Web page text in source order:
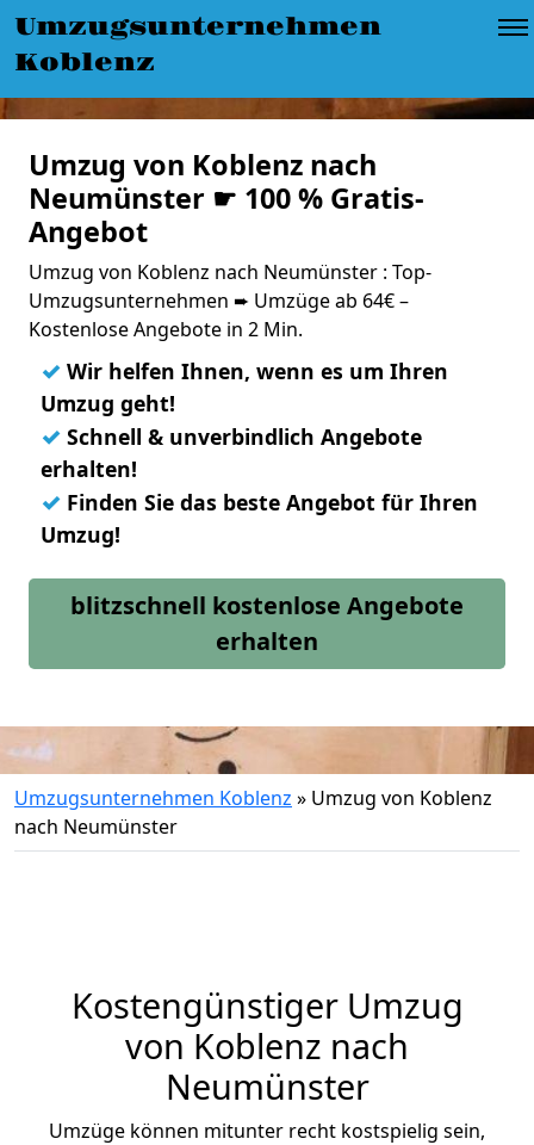
Umzugsunternehmen
Koblenz
Umzug von Koblenz nach
Neumünster ☛ 100 % Gratis-
Angebot
Umzug von Koblenz nach Neumünster : Top-
Umzugsunternehmen ➨ Umzüge ab 64€ –
Kostenlose Angebote in 2 Min.
✓ Wir helfen Ihnen, wenn es um Ihren
Umzug geht!
✓ Schnell & unverbindlich Angebote
erhalten!
✓ Finden Sie das beste Angebot für Ihren
Umzug!
blitzschnell kostenlose Angebote
erhalten
Umzugsunternehmen Koblenz » Umzug von Koblenz
nach Neumünster
Kostengünstiger Umzug
von Koblenz nach
Neumünster
Umzüge können mitunter recht kostspielig sein,